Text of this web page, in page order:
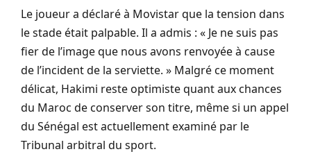
Le joueur a déclaré à Movistar que la tension dans
le stade était palpable. Il a admis : « Je ne suis pas
fier de l’image que nous avons renvoyée à cause
de l’incident de la serviette. » Malgré ce moment
délicat, Hakimi reste optimiste quant aux chances
du Maroc de conserver son titre, même si un appel
du Sénégal est actuellement examiné par le
Tribunal arbitral du sport.